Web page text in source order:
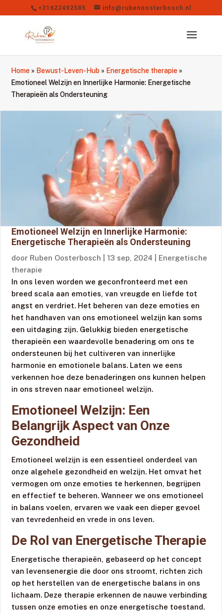
+31622492585 info@rubenoosterbosch.nl
Home » Bewust-Leven-Hub » Energetische therapie »
Emotioneel Welzijn en Innerlijke Harmonie: Energetische
Therapieën als Ondersteuning
Emotioneel Welzijn en Innerlijke Harmonie:
Energetische Therapieën als Ondersteuning
door Ruben Oosterbosch 13 sep, 2024
Energetische
therapie
In ons leven worden we geconfronteerd met een
breed scala aan emoties, van vreugde en liefde tot
angst en verdriet. Het beheren van deze emoties en
het handhaven van ons emotioneel welzijn kan soms
een uitdaging zijn. Gelukkig bieden energetische
therapieën een waardevolle benadering om ons te
ondersteunen bij het cultiveren van innerlijke
harmonie en emotionele balans. Laten we eens
verkennen hoe deze benaderingen ons kunnen helpen
in ons streven naar emotioneel welzijn.
Emotioneel Welzijn: Een
Belangrijk Aspect van Onze
Gezondheid
Emotioneel welzijn is een essentieel onderdeel van
onze algehele gezondheid en welzijn. Het omvat het
vermogen om onze emoties te herkennen, begrijpen
en effectief te beheren. Wanneer we ons emotioneel
in balans voelen, ervaren we vaak een dieper gevoel
van tevredenheid en vrede in ons leven.
De Rol van Energetische Therapie
Energetische therapieën, gebaseerd op het concept
van levensenergie die door ons stroomt, richten zich
op het herstellen van de energetische balans in ons
lichaam. Deze therapie erkennen de nauwe verbinding
tussen onze emoties en onze energetische toestand.